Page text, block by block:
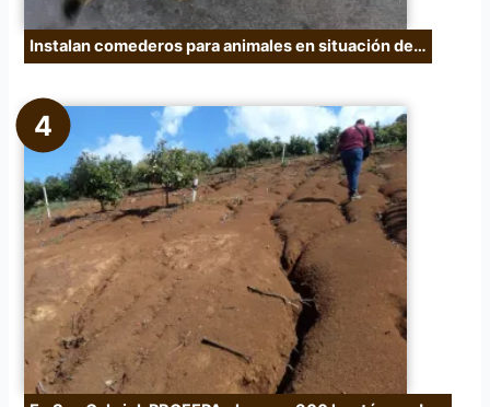
Instalan comederos para animales en situación de…